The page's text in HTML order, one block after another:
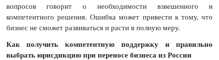
вопросов говорит о необходимости взвешенного и
компетентного решения. Ошибка может привести к тому, что
бизнес не сможет развиваться и расти в полную меру.
Как получить компетентную поддержку и правильно
выбрать юрисдикцию при переносе бизнеса из России